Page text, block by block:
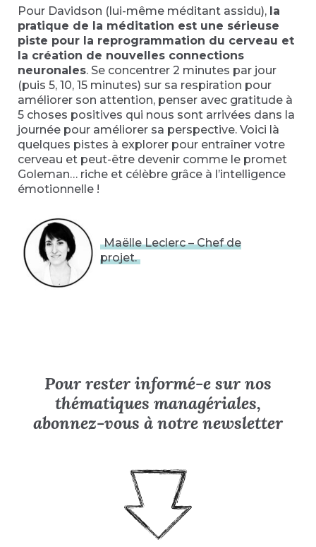
Pour Davidson (lui-même méditant assidu), la
pratique de la méditation est une sérieuse
piste pour la reprogrammation du cerveau et
la création de nouvelles connections
neuronales. Se concentrer 2 minutes par jour
(puis 5, 10, 15 minutes) sur sa respiration pour
améliorer son attention, penser avec gratitude à
5 choses positives qui nous sont arrivées dans la
journée pour améliorer sa perspective. Voici là
quelques pistes à explorer pour entraîner votre
cerveau et peut-être devenir comme le promet
Goleman… riche et célèbre grâce à l’intelligence
émotionnelle !
Maëlle Leclerc – Chef de
projet.
Pour rester informé-e sur nos
thématiques managériales,
abonnez-vous à notre newsletter